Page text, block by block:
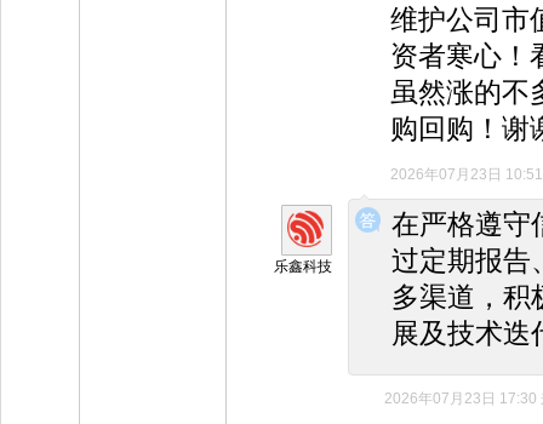
维护公司市
资者寒心！
虽然涨的不
购回购！谢
2026年07月23日 10:51
◆
◆
乐鑫科技
在严格遵守
过定期报告
多渠道，积
展及技术迭
2026年07月23日 17:30